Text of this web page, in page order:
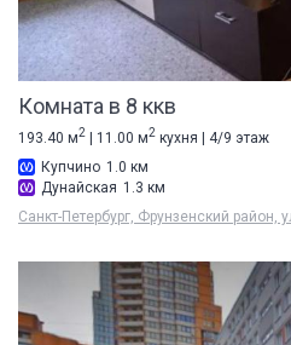
Комната в 8 ккв
193.40 м2 | 11.00 м2 кухня | 4/9 этаж
Купчино 1.0 км
Дунайская 1.3 км
Санкт-Петербург, Фрунзенский район,